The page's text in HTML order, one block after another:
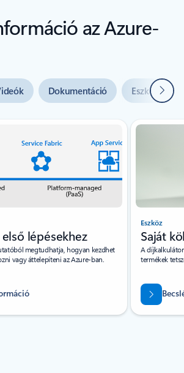
az Azure-
Dokumentáció Eszközök
dia
lépésekhez
megtudhatja, hogyan kezdhet
vagy áttelepíteni az Azure-ban.
Eszköz
Saját
A
termékek